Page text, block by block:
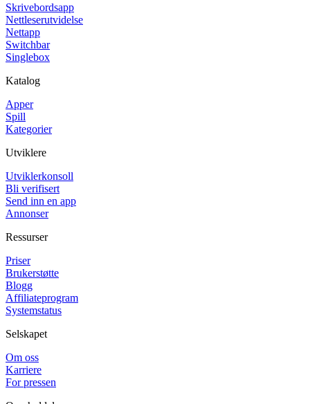
Skrivebordsapp
Nettleserutvidelse
Nettapp
Switchbar
Singlebox
Katalog
Apper
Spill
Kategorier
Utviklere
Utviklerkonsoll
Bli verifisert
Send inn en app
Annonser
Ressurser
Priser
Brukerstøtte
Blogg
Affiliateprogram
Systemstatus
Selskapet
Om oss
Karriere
For pressen